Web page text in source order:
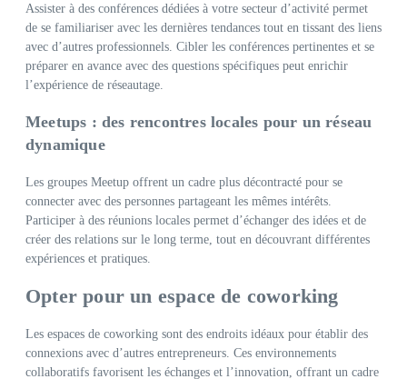
Assister à des conférences dédiées à votre secteur d’activité permet
de se familiariser avec les dernières tendances tout en tissant des liens
avec d’autres professionnels. Cibler les conférences pertinentes et se
préparer en avance avec des questions spécifiques peut enrichir
l’expérience de réseautage.
Meetups : des rencontres locales pour un réseau
dynamique
Les groupes Meetup offrent un cadre plus décontracté pour se
connecter avec des personnes partageant les mêmes intérêts.
Participer à des réunions locales permet d’échanger des idées et de
créer des relations sur le long terme, tout en découvrant différentes
expériences et pratiques.
Opter pour un espace de coworking
Les espaces de coworking sont des endroits idéaux pour établir des
connexions avec d’autres entrepreneurs. Ces environnements
collaboratifs favorisent les échanges et l’innovation, offrant un cadre